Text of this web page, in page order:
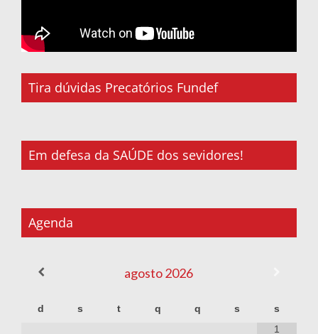
Tira dúvidas Precatórios Fundef
Em defesa da SAÚDE dos sevidores!
Agenda
agosto2026
d s t q q s
s
1